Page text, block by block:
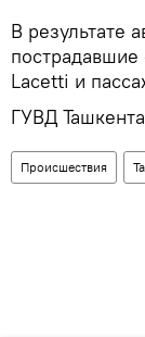
В результате
Lacetti и
ГУВД
Происшествия